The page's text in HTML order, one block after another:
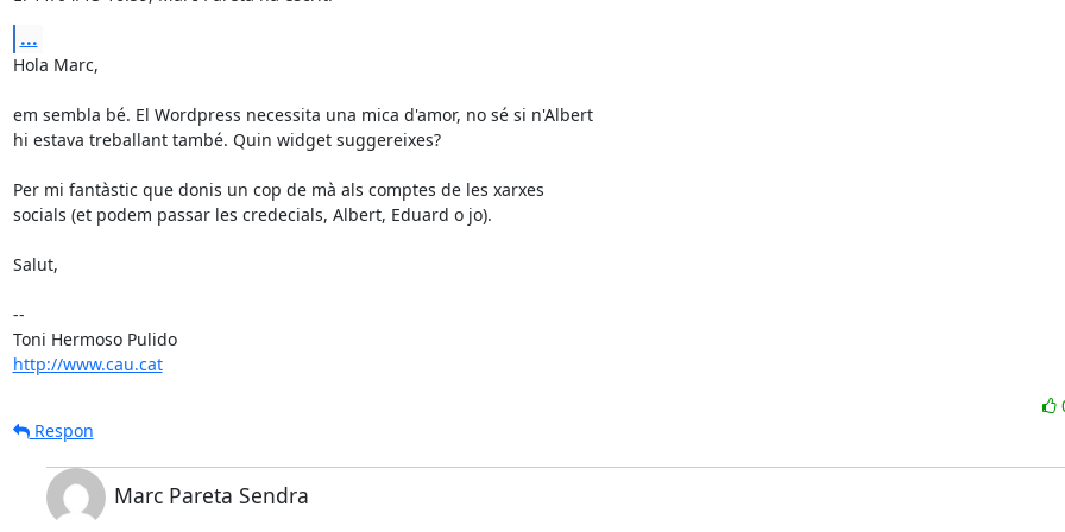
...
Hola Marc,
em sembla bé. El Wordpress necessita una mica d'amor, no sé si n'Albert
hi estava treballant també. Quin widget suggereixes?
Per mi fantàstic que donis un cop de mà als comptes de les xarxes
socials (et podem passar les credecials, Albert, Eduard o jo).
Salut,
--
Toni Hermoso Pulido
http://www.cau.cat
Respon
Marc Pareta Sendra